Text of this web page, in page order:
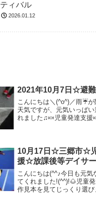
ティバル
2026.01.12
2021年10月7日☆避
こんにちは＼(^o^)／雨☔
天気ですが、元気いっぱい
れました♫🍬児童発達支援
へ(*^_^*)🌟公園...
10月17日☆三郷市☆
援☆放課後等デイサ
こんにちは(^^♪今日も元気
てくれました!(^^)!🌰児童
作見本を見てじっくり選び